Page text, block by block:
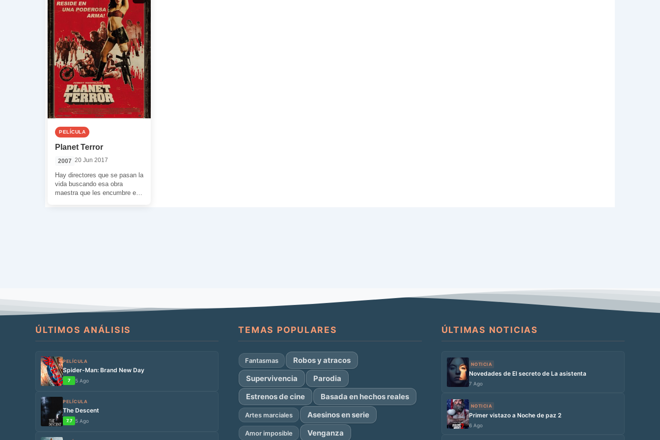
PELÍCULA
Planet Terror
2007 20 Jun 2017
Hay directores que se pasan la
vida buscando esa obra
maestra que les encumbre en
ÚLTIMOS ANÁLISIS
PELÍCULA
Spider-Man: Brand New Day
7 5 Ago
PELÍCULA
The Descent
7.7 5 Ago
TEMAS POPULARES
Fantasmas
Robos y atracos
Supervivencia
Parodia
Estrenos de cine
Basada en hechos reales
Artes marciales Asesinos en serie
Amor imposible Venganza
ÚLTIMAS NOTICIAS
NOTICIA
Novedades de El secreto de La asistenta
7 Ago
NOTICIA
Primer vistazo a Noche de paz 2
6 Ago